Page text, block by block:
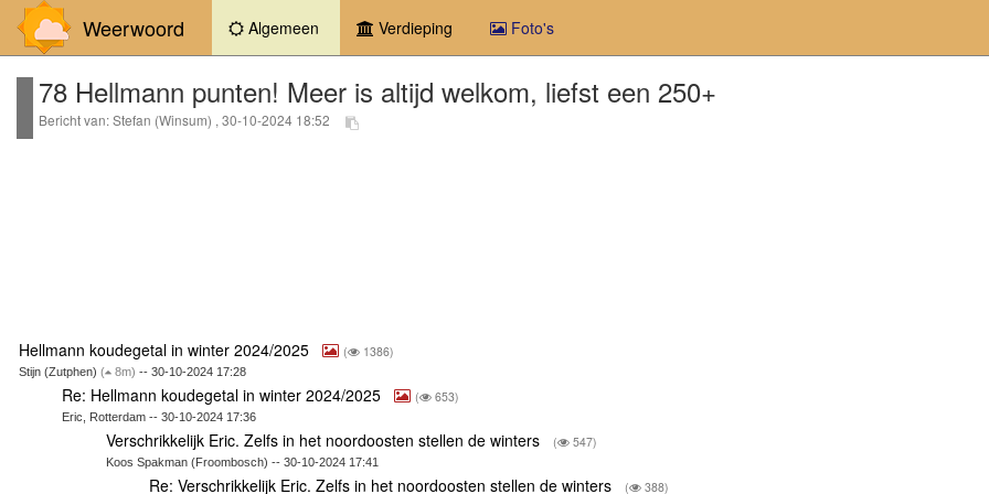
Weerwoord Algemeen (current)Verdieping Foto's
78 Hellmann punten! Meer is altijd welkom, liefst een 250+
Bericht van: Stefan (Winsum) , 30-10-2024 18:52
Hellmann koudegetal in winter 2024/2025 ( 1386)
Stijn (Zutphen) ( 8m) -- 30-10-2024 17:28
Re: Hellmann koudegetal in winter 2024/2025 ( 653)
Eric, Rotterdam -- 30-10-2024 17:36
Verschrikkelijk Eric. Zelfs in het noordoosten stellen de winters ( 547)
Koos Spakman (Froombosch) -- 30-10-2024 17:41
Re: Verschrikkelijk Eric. Zelfs in het noordoosten stellen de winters ( 388)